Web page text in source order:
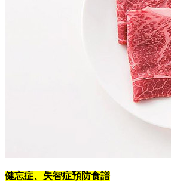
健忘症、失智症預防食譜